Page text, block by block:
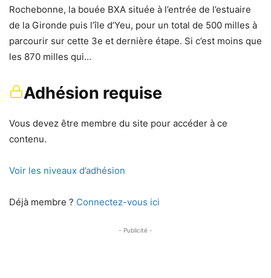
Rochebonne, la bouée BXA située à l’entrée de l’estuaire
de la Gironde puis l’île d’Yeu, pour un total de 500 milles à
parcourir sur cette 3e et dernière étape. Si c’est moins que
les 870 milles qui…
Adhésion requise
Vous devez être membre du site pour accéder à ce
contenu.
Voir les niveaux d’adhésion
Déjà membre ? Connectez-vous ici
- Publicité -